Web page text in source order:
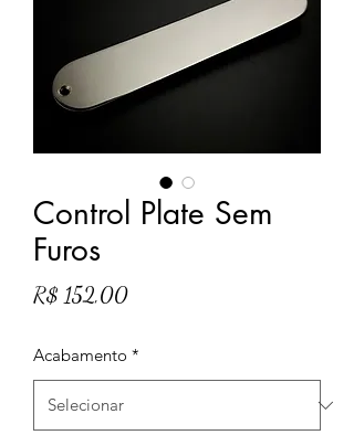
Control Plate Sem
Furos
R$ 152,00Preço
Acabamento *